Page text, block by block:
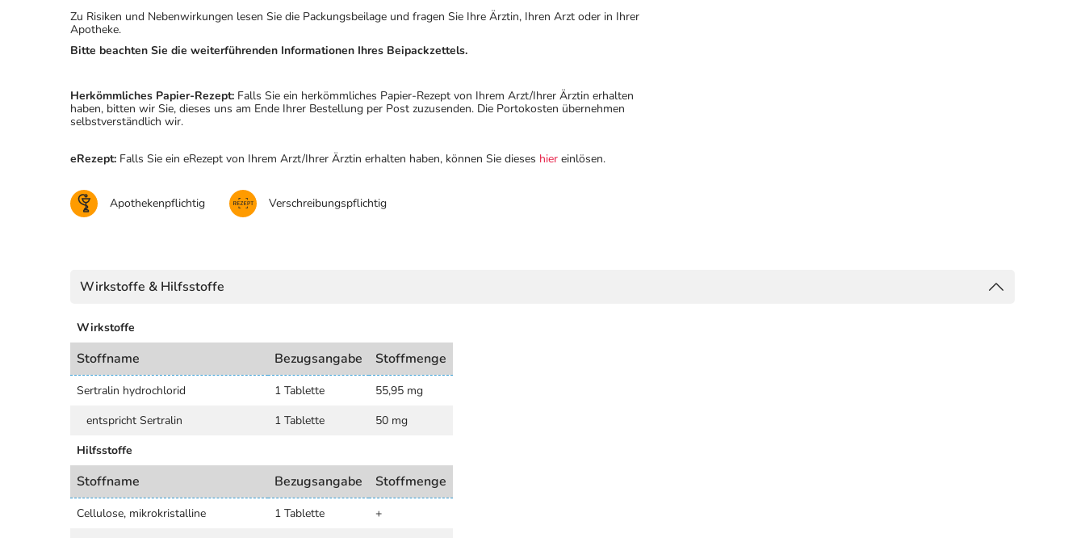
Zu Risiken und Nebenwirkungen lesen Sie die Packungsbeilage und fragen Sie Ihre Ärztin, Ihren Arzt oder in Ihrer
Apotheke.
Bitte beachten Sie die weiterführenden Informationen Ihres Beipackzettels.
Herkömmliches Papier-Rezept: Falls Sie ein herkömmliches Papier-Rezept von Ihrem Arzt/Ihrer Ärztin erhalten
haben, bitten wir Sie, dieses uns am Ende Ihrer Bestellung per Post zuzusenden. Die Portokosten übernehmen
selbstverständlich wir.
eRezept: Falls Sie ein eRezept von Ihrem Arzt/Ihrer Ärztin erhalten haben, können Sie dieses hier einlösen.
Apothekenpflichtig Verschreibungspflichtig
Wirkstoffe & Hilfsstoffe
Wirkstoffe
Stoffname Bezugsangabe Stoffmenge
Sertralin hydrochlorid 1 Tablette
55,95 mg
entspricht Sertralin
1 Tablette
50 mg
Hilfsstoffe
Stoffname Bezugsangabe Stoffmenge
Cellulose, mikrokristalline 1 Tablette
+